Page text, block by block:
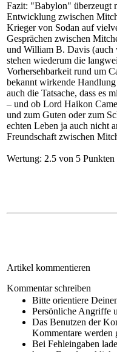
Fazit: "Babylon" überzeugt
Entwicklung zwischen
Krieger von Sodan auf
Gesprächen zwischen
und William B. Davis (auch
stehen wiederum die
Vorhersehbarkeit rund um
bekannt wirkende
auch die Tatsache, dass es
– und ob Lord Haikon
und zum Guten oder zum
echten Leben ja auch nicht
Freundschaft zwischen
Wertung: 2.5 von 5 Punkten
Artikel kommentieren
Kommentar schreiben
Bitte orientiere
Persönliche Angriffe
Das Benutzen der
Kommentare werden
Bei Fehleingaben